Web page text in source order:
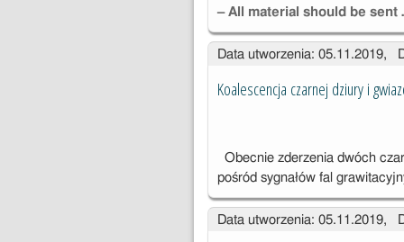
– All material should be sent
Data utworzenia: 05.11.2019,
Koalescencja czarnej dziury i
Obecnie zderzenia dwóch
pośród sygnałów fal
Data utworzenia: 05.11.2019,